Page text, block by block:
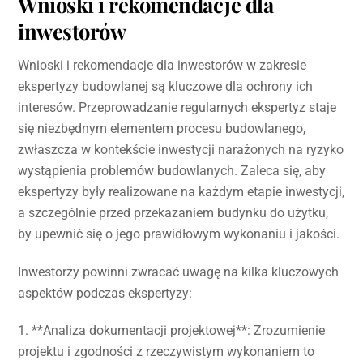
inwestorów
Wnioski i rekomendacje dla inwestorów w zakresie
ekspertyzy budowlanej są kluczowe dla ochrony ich
interesów. Przeprowadzanie regularnych ekspertyz staje
się niezbędnym elementem procesu budowlanego,
zwłaszcza w kontekście inwestycji narażonych na ryzyko
wystąpienia problemów budowlanych. Zaleca się, aby
ekspertyzy były realizowane na każdym etapie inwestycji,
a szczególnie przed przekazaniem budynku do użytku,
by upewnić się o jego prawidłowym wykonaniu i jakości.
Inwestorzy powinni zwracać uwagę na kilka kluczowych
aspektów podczas ekspertyzy:
1. **Analiza dokumentacji projektowej**: Zrozumienie
projektu i zgodności z rzeczywistym wykonaniem to